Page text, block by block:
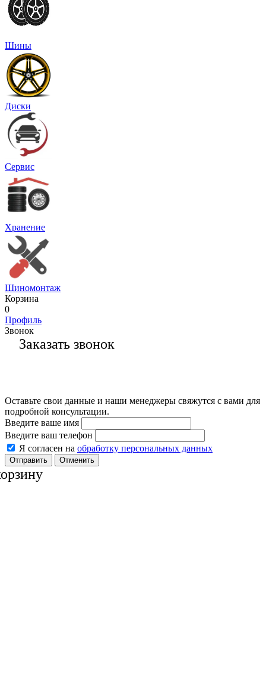
Шины
Диски
Сервис
Хранение
Шиномонтаж
Корзина
0
Профиль
Звонок
Заказать звонок
Оставьте свои данные и наши менеджеры свяжутся с вами для
подробной консультации.
Введите ваше имя
Введите ваш телефон
Я согласен на обработку персональных данных
Отменить